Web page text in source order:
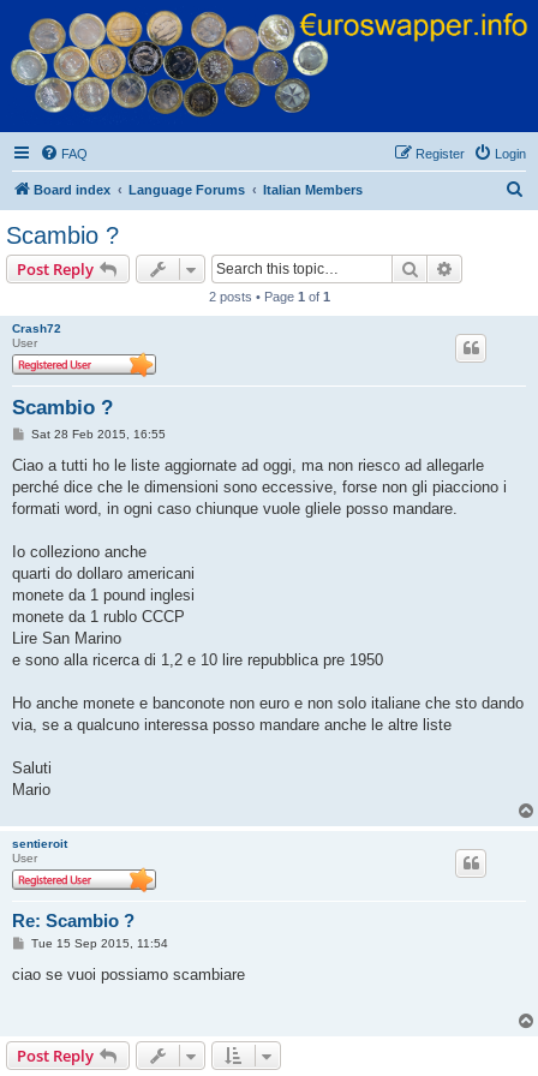
Euroswapper
Euroswapper.info
FAQ Login
Register
Board index Language Forums Italian Members
Scambio ?
Post Reply Search
2 posts • Page 1of 1
Crash72
User
Scambio ?
P
s
Sat 28 Feb 2015, 16:55
Ciao a tutti ho le liste aggiornate ad oggi, ma non riesco ad allegarle
perché dice che le dimensioni sono eccessive, forse non gli piacciono i
formati word, in ogni caso chiunque vuole gliele posso mandare.
Io colleziono anche
quarti do dollaro americani
monete da 1 pound inglesi
monete da 1 rublo CCCP
Lire San Marino
e sono alla ricerca di 1,2 e 10 lire repubblica pre 1950
Ho anche monete e banconote non euro e non solo italiane che sto dando
via, se a qualcuno interessa posso mandare anche le altre liste
Saluti
Mario
sentieroit
User
Re: Scambio ?
P
s
Tue 15 Sep 2015, 11:54
ciao se vuoi possiamo scambiare
Post Reply